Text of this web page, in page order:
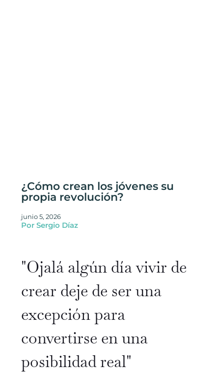
¿Cómo crean los jóvenes su
propia revolución?
junio 5, 2026
Por Sergio Díaz
"Ojalá algún día vivir de
crear deje de ser una
excepción para
convertirse en una
posibilidad real"